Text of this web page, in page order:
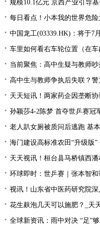
规模10.1亿元 京西产业引导
每日看点！小本我的世界危险
中国龙工(03339.HK)：将于7月28
车里如何看右车轮位置（在车
当前聚焦：高中生疑与教师
高中生与教师争执后失联？
天天短讯！两家药企因垄断
孙颖莎4-2陈梦 首夺世乒赛冠
老人趴女厕被质问后逃跑 基
海门建设高标准农田“升级版” 今
天天视讯！桓台县马桥镇西
环球即时：世乒赛｜张本智
视讯！山东省中医药研究院深入
花生麸泡几天可以施肥？_天
全球新资讯：雨中对决 “足”